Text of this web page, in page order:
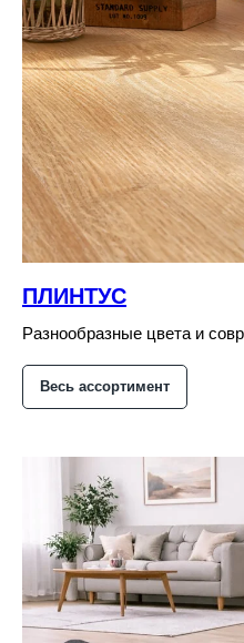
ПЛИНТУС
Разнообразные цвета и
Весь ассортимент